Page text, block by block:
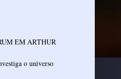
EM ARTHUR
o universo